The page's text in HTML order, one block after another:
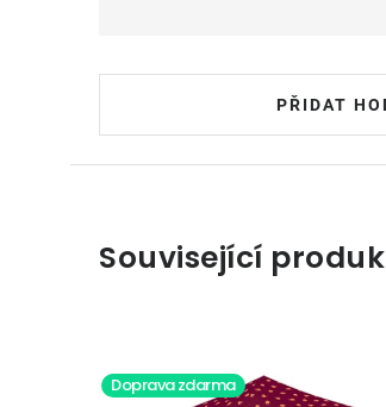
PŘIDAT
c
e
í
Související
Doprava zdarma